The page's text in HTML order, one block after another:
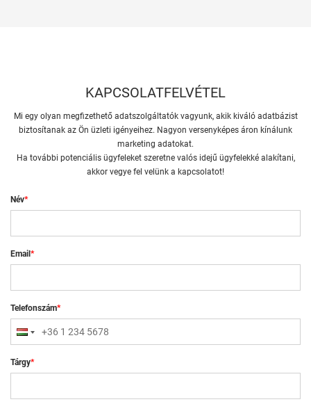
KAPCSOLATFELVÉTEL
Mi egy olyan megfizethető adatszolgáltatók vagyunk, akik kiváló adatbázist
biztosítanak az Ön üzleti igényeihez. Nagyon versenyképes áron kínálunk
marketing adatokat.
Ha további potenciális ügyfeleket szeretne valós idejű ügyfelekké alakítani,
akkor vegye fel velünk a kapcsolatot!
Név*
Email *
Telefonszám*
Tárgy*